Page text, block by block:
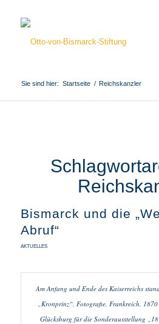
Sie sind hier: Startseite / Reichskanzler
Bismarck und die
Abruf“
AKTUELLES
Am Anfang und Ende des Kaiserreichs
„Kronprinz“, Fotografie, Frankreich,
Glücksburg für die Sonderausstellung